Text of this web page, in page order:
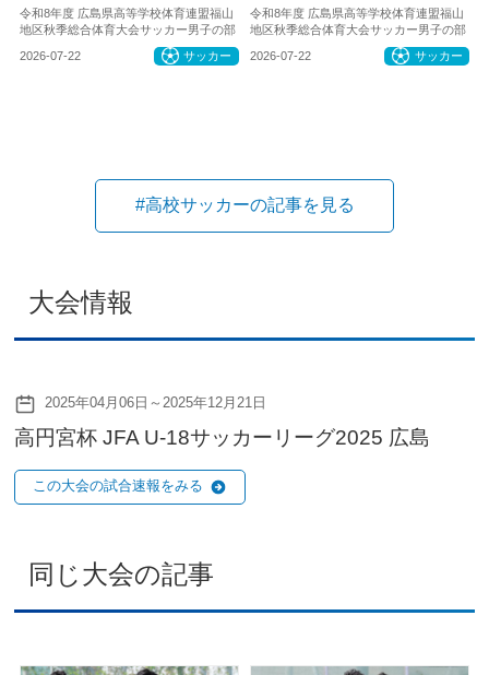
令和8年度 広島県高等学校体育連盟福山
地区秋季総合体育大会サッカー男子の部
2026-07-22 サッカー
令和8年度 広島県高等学校体育連盟福山
地区秋季総合体育大会サッカー男子の部
2026-07-22 サッカー
#高校サッカーの記事を見る
大会情報
2025年04月06日～2025年12月21日
高円宮杯 JFA U-18サッカーリーグ2025 広島
この大会の試合速報をみる
同じ大会の記事